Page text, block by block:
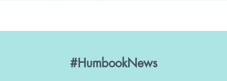
#HumbookNews